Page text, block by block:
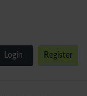
Login Register